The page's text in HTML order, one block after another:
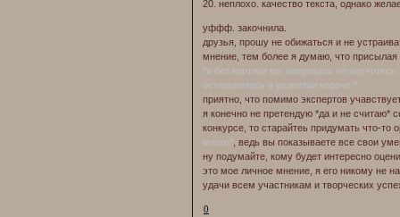
20. неплохо. качество текста, однако
уффф. закочнила.
друзья, прошу не обижаться и не
мнение, тем более я думаю, что
*и без критики вы нихренась не
остановитесь в развитии короче.*
приятно, что помимо экспертов
я конечно не претендую *да и не считаю*
конкурсе, то старайтеь придумать что-то
много* , ведь вы показываете все свои
ну подумайте, кому будет интересно
это мое личное мнение, я его никому не
удачи всем участникам и творческих
0